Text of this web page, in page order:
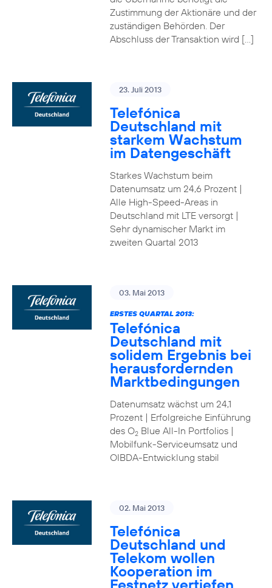
Zustimmung der Aktionäre und der
zuständigen Behörden. Der
Abschluss der Transaktion wird […]
23. Juli 2013
Telefónica
Deutschland mit
starkem Wachstum
im Datengeschäft
Starkes Wachstum beim
Datenumsatz um 24,6 Prozent |
Alle High-Speed-Areas in
Deutschland mit LTE versorgt |
Sehr dynamischer Markt im
zweiten Quartal 2013
03. Mai 2013
ERSTES QUARTAL 2013:
Telefónica
Deutschland mit
solidem Ergebnis bei
herausfordernden
Marktbedingungen
Datenumsatz wächst um 24,1
Prozent | Erfolgreiche Einführung
des O2Blue All-In Portfolios |
Mobilfunk-Serviceumsatz und
OIBDA-Entwicklung stabil
02. Mai 2013
Telefónica
Deutschland und
Telekom wollen
Kooperation im
Festnetz vertiefen